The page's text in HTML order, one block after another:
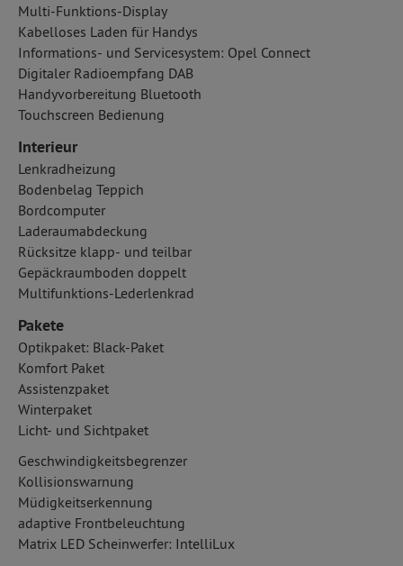
Multi-Funktions-Display
Kabelloses Laden für Handys
Informations- und Servicesystem: Opel Connect
Digitaler Radioempfang DAB
Handyvorbereitung Bluetooth
Touchscreen Bedienung
Interieur
Lenkradheizung
Bodenbelag Teppich
Bordcomputer
Laderaumabdeckung
Rücksitze klapp- und teilbar
Gepäckraumboden doppelt
Multifunktions-Lederlenkrad
Pakete
Optikpaket: Black-Paket
Komfort Paket
Assistenzpaket
Winterpaket
Licht- und Sichtpaket
Geschwindigkeitsbegrenzer
Kollisionswarnung
Müdigkeitserkennung
adaptive Frontbeleuchtung
Matrix LED Scheinwerfer: IntelliLux